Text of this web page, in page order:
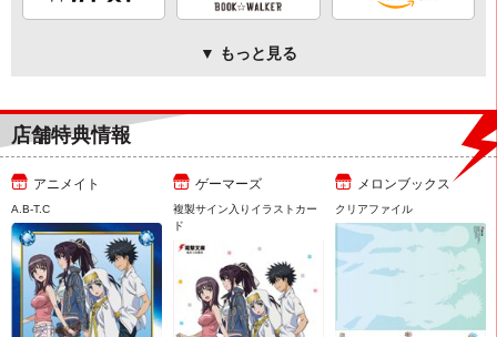
▼ もっと見る
店舗特典情報
アニメイト
A.B-T.C
ゲーマーズ
複製サイン入りイラストカー
ド
メロンブックス
クリアファイル